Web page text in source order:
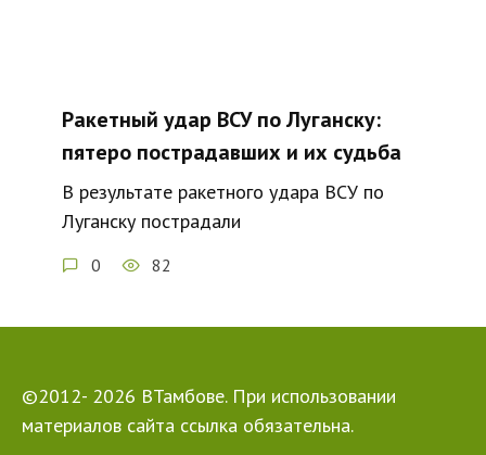
Ракетный удар ВСУ по Луганску:
пятеро пострадавших и их судьба
В результате ракетного удара ВСУ по
Луганску пострадали
0 82
©2012- 2026 ВТамбове. При использовании
материалов сайта ссылка обязательна.